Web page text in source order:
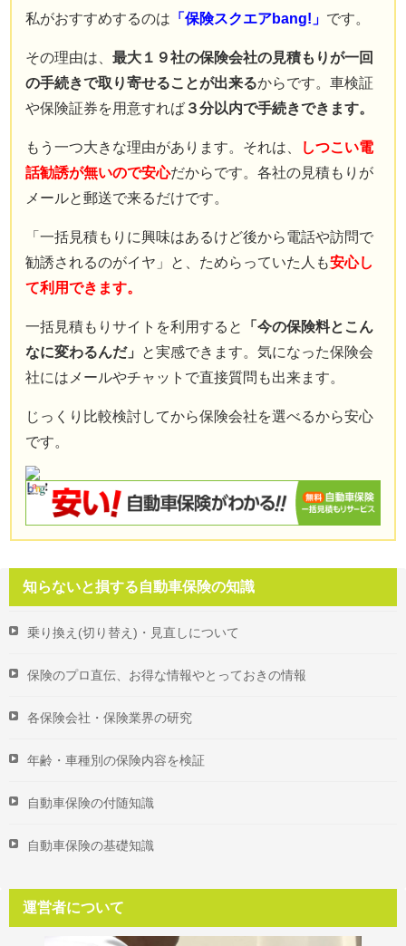
契約者と相手との交渉なども行う。
知識を、
もっと多くの人に知ってほしいと願い、このサイトを立ち上げ
る。Read More…
サイト運営情報
プライバシーポリシー（個人情報保護方針）
お問い合わせフォーム
サイトマップ
私がおすすめするのは 「保険スクエアbang!」 です。
その理由は、最大１９社の保険会社の見積もりが一回
の手続きで取り寄せることが出来るからです。車検証
や保険証券を用意すれば ３分以内で手続きできます。
もう一つ大きな理由があります。それは、
しつこい電
話勧誘が無いので安心だからです。各社の見積もりが
メールと郵送で来るだけです。
「一括見積もりに興味はあるけど後から電話や訪問で
勧誘されるのがイヤ」と、ためらっていた人も安心し
て利用できます。
一括見積もりサイトを利用すると
「今の保険料とこん
なに変わるんだ」
と実感できます。気になった保険会
社にはメールやチャットで直接質問も出来ます。
じっくり比較検討してから保険会社を選べるから安心
です。
知らないと損する自動車保険の知識
乗り換え(切り替え)・見直しについて
保険のプロ直伝、お得な情報やとっておきの情報
各保険会社・保険業界の研究
年齢・車種別の保険内容を検証
自動車保険の付随知識
自動車保険の基礎知識
運営者について